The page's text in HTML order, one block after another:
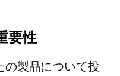
要性
の製品について投